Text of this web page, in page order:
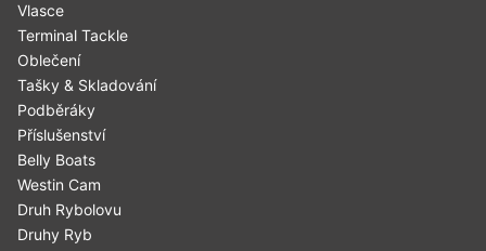
Vlasce
Terminal Tackle
Oblečení
Tašky & Skladování
Podběráky
Příslušenství
Belly Boats
Westin Cam
Druh Rybolovu
Druhy Ryb